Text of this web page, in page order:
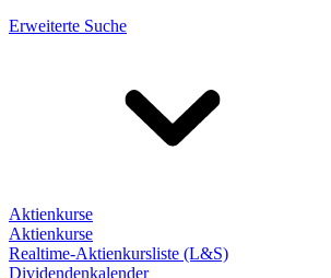
Erweiterte Suche
Aktienkurse
Aktienkurse
Realtime-Aktienkursliste (L&S)
Dividendenkalender